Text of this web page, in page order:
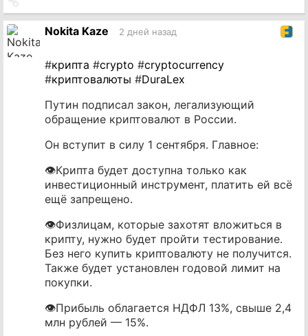
на
источникNokita Kaze 2 дней назад
#крипта #crypto #cryptocurrency
#криптовалюты #DuraLex
Путин подписал закон, легализующий
обращение криптовалют в России.
Он вступит в силу 1 сентября. Главное:
👁Крипта будет доступна только как
инвестиционный инструмент, платить ей всё
ещё запрещено.
👁Физлицам, которые захотят вложиться в
крипту, нужно будет пройти тестирование.
Без него купить криптовалюту не получится.
Также будет установлен годовой лимит на
покупки.
👁Прибыль облагается НДФЛ 13%, свыше 2,4
млн рублей — 15%.